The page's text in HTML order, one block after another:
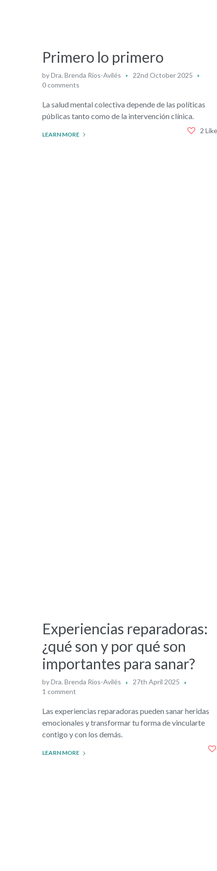
Primero lo primero
byDra. Brenda Ríos-Avilés
22nd October 2025
0 comments
La salud mental colectiva depende de las políticas
públicas tanto como de la intervención clínica.
LEARN MORE 2
Experiencias reparadoras:
¿qué son y por qué son
importantes para sanar?
byDra. Brenda Ríos-Avilés
27th April 2025
1 comment
Las experiencias reparadoras pueden sanar heridas
emocionales y transformar tu forma de vincularte
contigo y con los demás.
LEARN MORE